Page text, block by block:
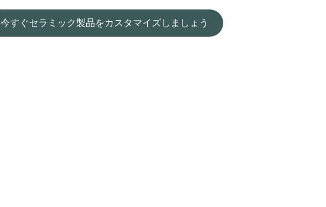
今すぐセラミック製品をカスタマイズしましょう